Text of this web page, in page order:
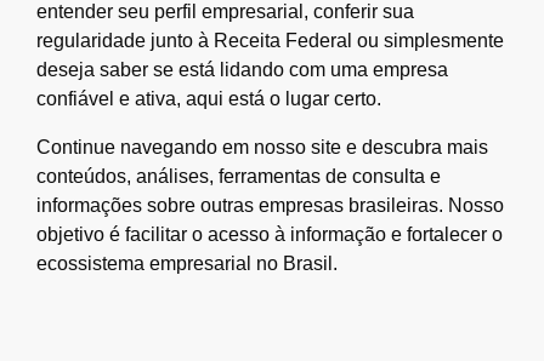
entender seu perfil empresarial, conferir sua
regularidade junto à Receita Federal ou simplesmente
deseja saber se está lidando com uma empresa
confiável e ativa, aqui está o lugar certo.
Continue navegando em nosso site e descubra mais
conteúdos, análises, ferramentas de consulta e
informações sobre outras empresas brasileiras. Nosso
objetivo é facilitar o acesso à informação e fortalecer o
ecossistema empresarial no Brasil.